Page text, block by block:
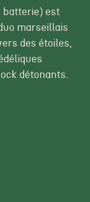
batterie) est
marseillais
des étoiles,
détonants.